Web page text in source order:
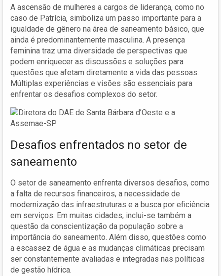
A ascensão de mulheres a cargos de liderança, como no
caso de Patrícia, simboliza um passo importante para a
igualdade de gênero na área de saneamento básico, que
ainda é predominantemente masculina. A presença
feminina traz uma diversidade de perspectivas que
podem enriquecer as discussões e soluções para
questões que afetam diretamente a vida das pessoas.
Múltiplas experiências e visões são essenciais para
enfrentar os desafios complexos do setor.
Desafios enfrentados no setor de
saneamento
O setor de saneamento enfrenta diversos desafios, como
a falta de recursos financeiros, a necessidade de
modernização das infraestruturas e a busca por eficiência
em serviços. Em muitas cidades, inclui-se também a
questão da conscientização da população sobre a
importância do saneamento. Além disso, questões como
a escassez de água e as mudanças climáticas precisam
ser constantemente avaliadas e integradas nas políticas
de gestão hídrica.